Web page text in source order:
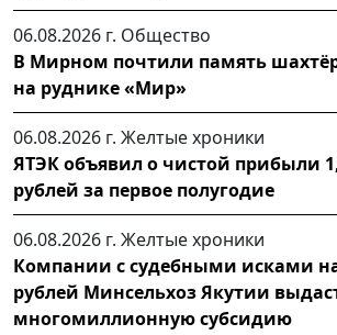
06.08.2026 г. Общество
В Мирном почтили память
на руднике «Мир»
06.08.2026 г. Желтые хроники
ЯТЭК объявил о чистой прибыли
рублей за первое полугодие
06.08.2026 г. Желтые хроники
Компании с судебными исками
рублей Минсельхоз Якутии
многомиллионную субсидию